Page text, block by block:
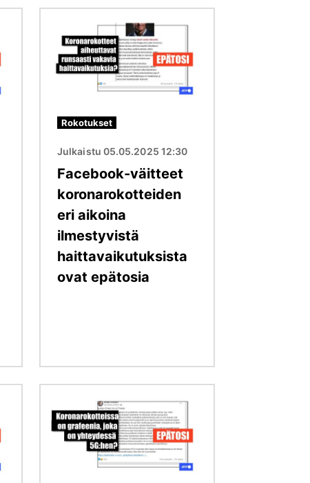
Rokotukset
Julkaistu 05.05.2025 12:30
Facebook-väitteet
koronarokotteiden
eri aikoina
ilmestyvistä
haittavaikutuksista
ovat epätosia